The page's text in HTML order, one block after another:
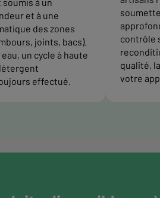
à un
et à une
des zones
joints, bacs).
un cycle à haute
effectué.
contrôle
qualité,
votre